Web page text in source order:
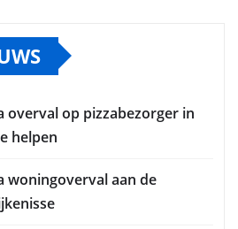
overval op pizzabezorger in
helpen
woningoverval aan de